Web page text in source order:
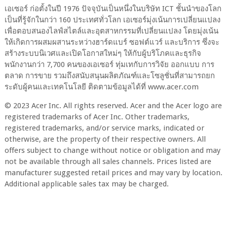
เอเซอร์ ก่อตั้งในปี 1976 ปัจจุบันเป็นหนึ่งในบริษัท ICT ชั้นนำของโลก
เป็นที่รู้จักในกว่า 160 ประเทศทั่วโลก เอเซอร์มุ่งเน้นการเปลี่ยนแปลง
เพื่อตอบสนองไลฟ์สไตล์และอุตสาหกรรมที่เปลี่ยนแปลง โดยมุ่งเน้น
ให้เกิดการผสมผสานระหว่างฮาร์ดแบร์ ซอฟต์แวร์ และบริการ ซึ่งจะ
สร้างระบบนิเวศและเปิดโอกาสใหม่ๆ ให้กับผู้บริโภคและธุรกิจ
พนักงานกว่า 7,700 คนของเอเซอร์ ทุ่มเทกับการวิจัย ออกแบบ การ
ตลาด การขาย รวมถึงสนับสนุนผลิตภัณฑ์และโซลูชั่นที่สามารถยก
ระดับผู้คนและเทคโนโลยี ติดตามข้อมูลได้ที่ www.acer.com
© 2023 Acer Inc. All rights reserved. Acer and the Acer logo are
registered trademarks of Acer Inc. Other trademarks,
registered trademarks, and/or service marks, indicated or
otherwise, are the property of their respective owners. All
offers subject to change without notice or obligation and may
not be available through all sales channels. Prices listed are
manufacturer suggested retail prices and may vary by location.
Additional applicable sales tax may be charged.